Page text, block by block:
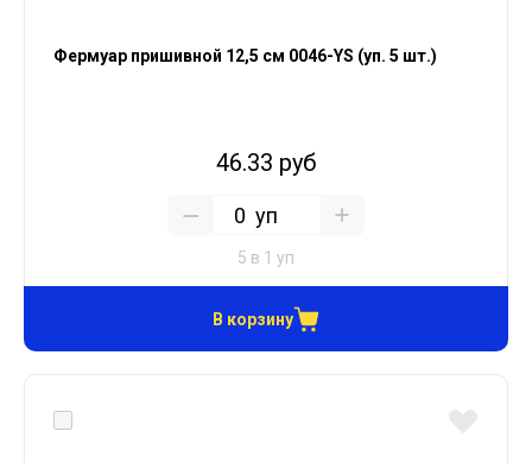
Фермуар пришивной 12,5 см 0046-YS (уп. 5 шт.)
46.33 руб
уп
5 в 1 уп
В корзину